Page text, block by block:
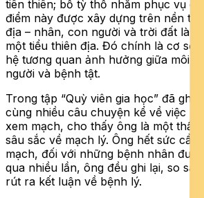
tiên thiên; bổ tỳ thổ nhằm phục vụ
điểm này được xây dựng trên nền
địa – nhân, con người và trời đất là
một tiểu thiên địa. Đó chính là cơ sở
hệ tương quan ảnh hưởng giữa môi
người và bệnh tật.
Trong tập “Quỳ viên gia học” đã ghi
cùng nhiều câu chuyện kể về việc
xem mạch, cho thấy ông là một thầy
sâu sắc về mạch lý. Ông hết sức cẩn
mạch, đối với những bệnh nhân được
qua nhiều lần, ông đều ghi lại, so
rút ra kết luận về bệnh lý.